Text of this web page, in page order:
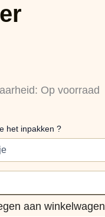
Op voorraad
het inpakken ?
aan winkelwagen